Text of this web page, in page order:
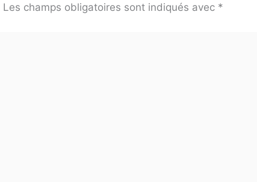
Les champs obligatoires sont indiqués avec *